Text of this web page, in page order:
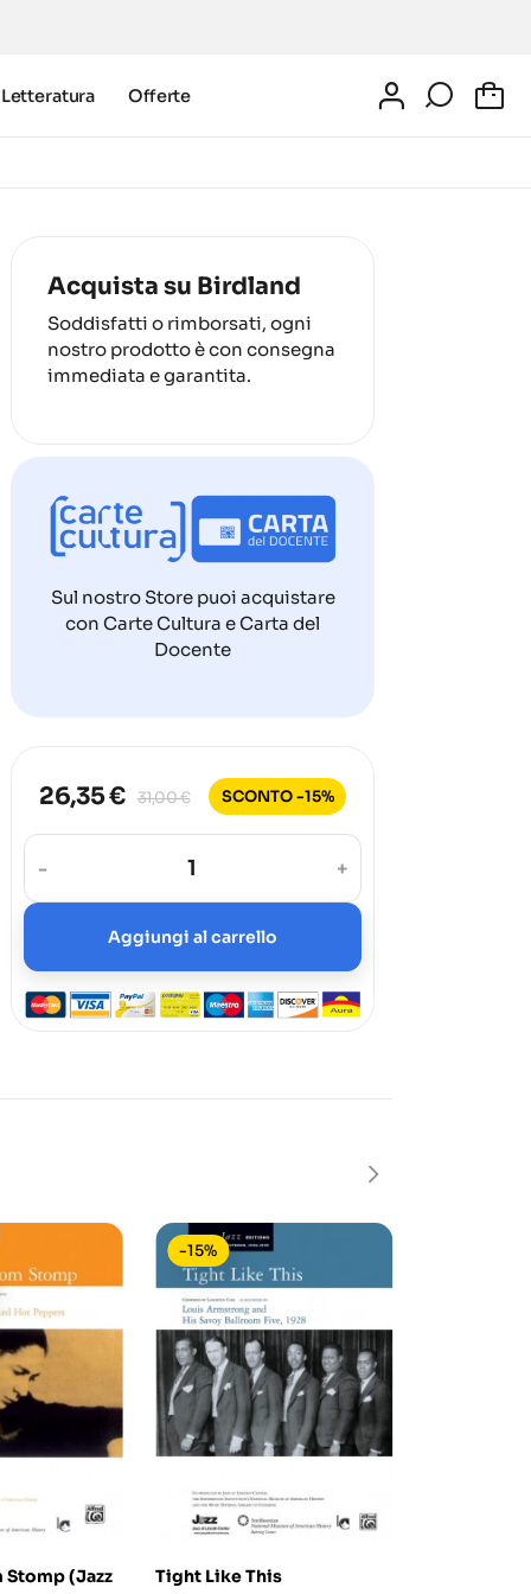
Letteratura Offerte
Acquista su Birdland
Soddisfatti o rimborsati, ogni
nostro prodotto è con consegna
immediata e garantita.
Sul nostro Store puoi acquistare
con Carte Cultura e Carta del
Docente
26,35 € 31,00 € SCONTO -15%
- +
Aggiungi al carrello
(Jazz
Tight Like This
-15%